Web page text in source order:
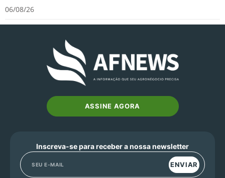
06/08/26
ASSINE AGORA
Inscreva-se para receber a nossa newsletter
ENVIAR